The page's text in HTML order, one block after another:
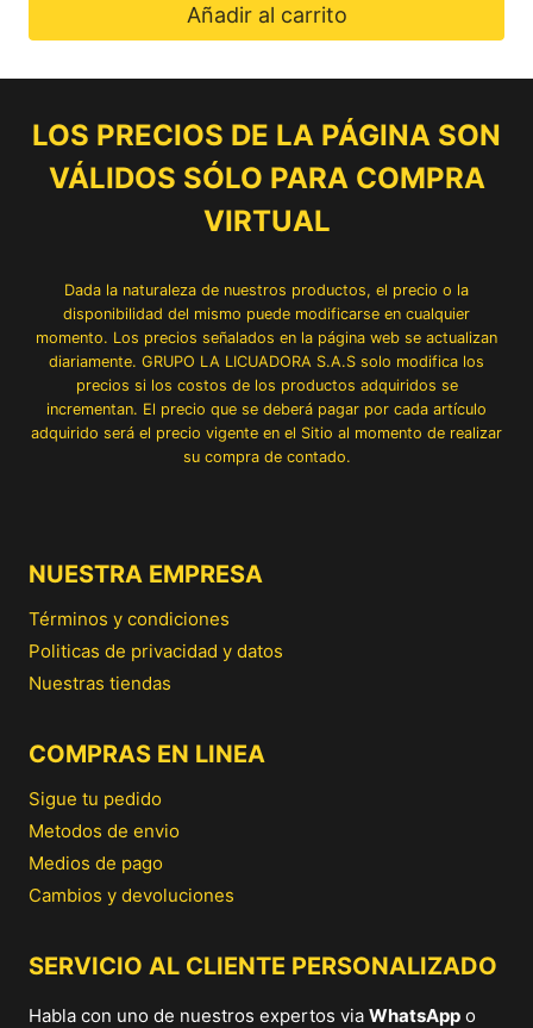
Añadir al carrito
LOS PRECIOS DE LA PÁGINA SON
VÁLIDOS SÓLO PARA COMPRA
VIRTUAL
Dada la naturaleza de nuestros productos, el precio o la
disponibilidad del mismo puede modificarse en cualquier
momento. Los precios señalados en la página web se actualizan
diariamente. GRUPO LA LICUADORA S.A.S solo modifica los
precios si los costos de los productos adquiridos se
incrementan. El precio que se deberá pagar por cada artículo
adquirido será el precio vigente en el Sitio al momento de realizar
su compra de contado.
NUESTRA EMPRESA
Términos y condiciones
Politicas de privacidad y datos
Nuestras tiendas
COMPRAS EN LINEA
Sigue tu pedido
Metodos de envio
Medios de pago
Cambios y devoluciones
SERVICIO AL CLIENTE PERSONALIZADO
Habla con uno de nuestros expertos via WhatsApp o